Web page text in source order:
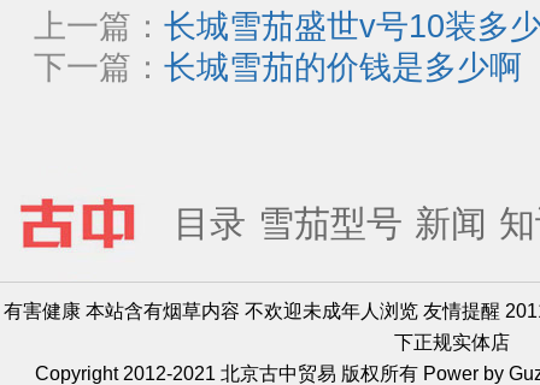
上一篇： 长城雪茄盛世v号10装多
下一篇： 长城雪茄的价钱是多少啊
目录 雪茄型号 新闻
有害健康 本站含有烟草内容 不欢迎未成年人浏览 友情提醒
下正规实体店
Copyright 2012-2021 北京古中贸易 版权所有 Power by